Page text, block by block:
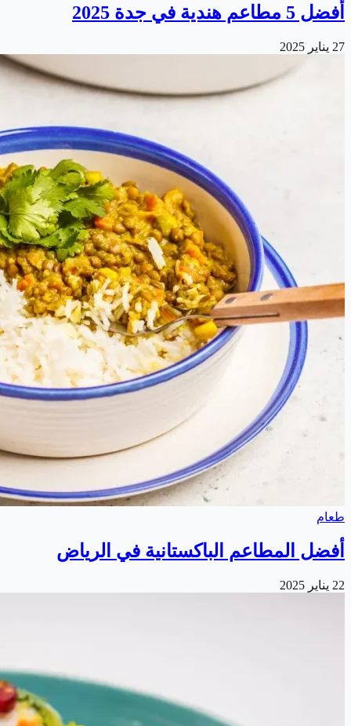
أفضل 5 مطاعم هندية في جدة 2025
27 يناير 2025
طعام
أفضل المطاعم الباكستانية في الرياض
22 يناير 2025